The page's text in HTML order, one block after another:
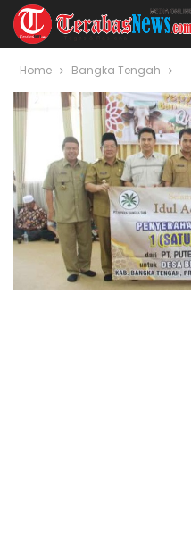
Home Bangka Tengah